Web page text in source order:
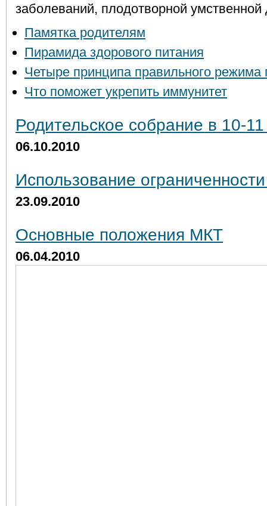
заболеваний, плодотворной умственной
Памятка родителям
Пирамида здорового питания
Четыре принципа правильного режима
Что поможет укрепить иммунитет
Родительское собрание в 10-11
06.10.2010
Использование
23.09.2010
Основные положения МКТ
06.04.2010